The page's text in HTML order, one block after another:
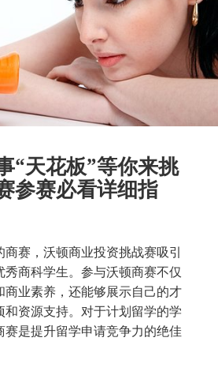
“天花板”等你来挑
参赛必看详细指
赛，沃顿商业投资挑战赛吸引
商科学生。参与沃顿商赛不仅
商业素养，还能够展示自己的才
资源支持。对于计划留学的学
是提升留学申请竞争力的绝佳